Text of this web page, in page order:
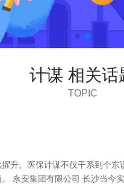
计谋 相关话
TOPIC
升。医保计谋不仅干系到个
永安集团有限公司 长沙当